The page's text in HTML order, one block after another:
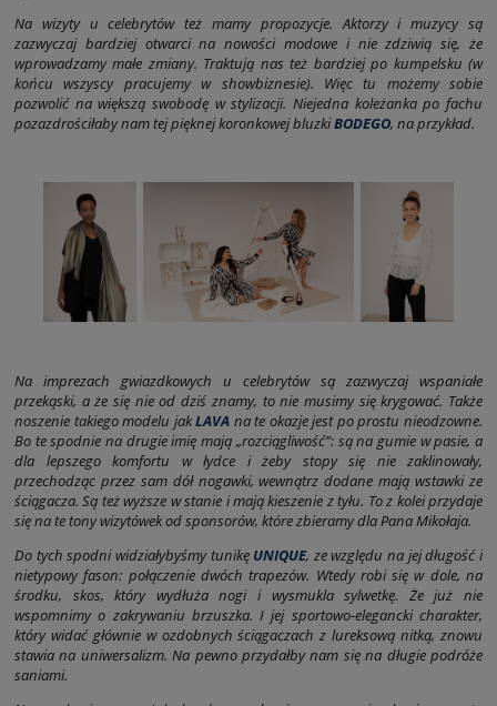
Na wizyty u celebrytów też mamy propozycje. Aktorzy i muzycy są
zazwyczaj bardziej otwarci na nowości modowe i nie zdziwią się, że
wprowadzamy małe zmiany. Traktują nas też bardziej po kumpelsku (w
końcu wszyscy pracujemy w showbiznesie). Więc tu możemy sobie
pozwolić na większą swobodę w stylizacji. Niejedna koleżanka po fachu
pozazdrościłaby nam tej pięknej koronkowej bluzkiBODEGO, na przykład.
Na imprezach gwiazdkowych u celebrytów są zazwyczaj wspaniałe
przekąski, a że się nie od dziś znamy, to nie musimy się krygować. Także
noszenie takiego modelu jakLAVA na te okazje jest po prostu nieodzowne.
Bo te spodnie na drugie imię mają „rozciągliwość”: są na gumie w pasie, a
dla lepszego komfortu w łydce i żeby stopy się nie zaklinowały,
przechodząc przez sam dół nogawki, wewnątrz dodane mają wstawki ze
ściągacza. Są też wyższe w stanie i mają kieszenie z tyłu. To z kolei przydaje
się na te tony wizytówek od sponsorów, które zbieramy dla Pana Mikołaja.
Do tych spodni widziałybyśmy tunikę UNIQUE, ze względu na jej długość i
nietypowy fason: połączenie dwóch trapezów. Wtedy robi się w dole, na
środku, skos, który wydłuża nogi i wysmukla sylwetkę. Że już nie
wspomnimy o zakrywaniu brzuszka. I jej sportowo-elegancki charakter,
który widać głównie w ozdobnych ściągaczach z lureksową nitką, znowu
stawia na uniwersalizm. Na pewno przydałby nam się na długie podróże
saniami.